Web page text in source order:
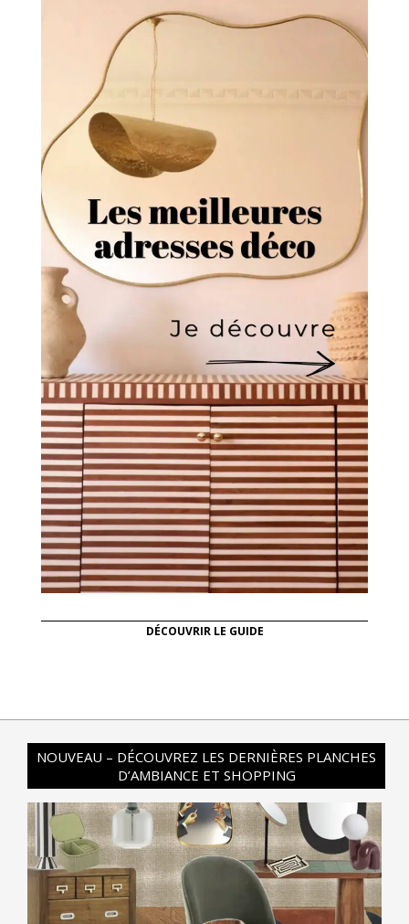
DÉCOUVRIR LE GUIDE
NOUVEAU – DÉCOUVREZ LES DERNIÈRES PLANCHES
D’AMBIANCE ET SHOPPING